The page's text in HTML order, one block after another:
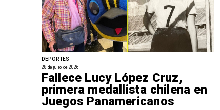
DEPORTES
28 de julio de 2026
Fallece Lucy López Cruz,
primera medallista chilena en
Juegos Panamericanos